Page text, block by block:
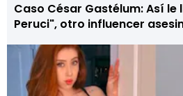
Caso César Gastélum: Así le
Peruci", otro influencer